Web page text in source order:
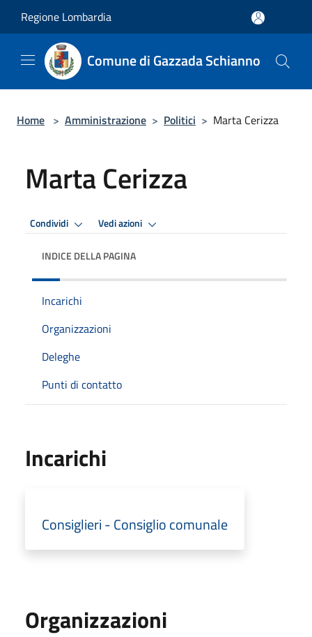
Regione Lombardia
Comune di Gazzada Schianno
Home > Amministrazione > Politici > Marta Cerizza
Marta Cerizza
Condividi Vedi azioni
INDICE DELLA PAGINA
Incarichi
Organizzazioni
Deleghe
Punti di contatto
Incarichi
Consiglieri - Consiglio comunale
Organizzazioni